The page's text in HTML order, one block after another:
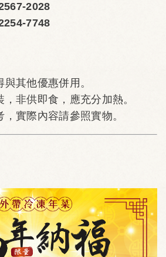
2028
7748
其他優惠併用。
，非供即食，應充分加熱。
實際內容請參照實物。